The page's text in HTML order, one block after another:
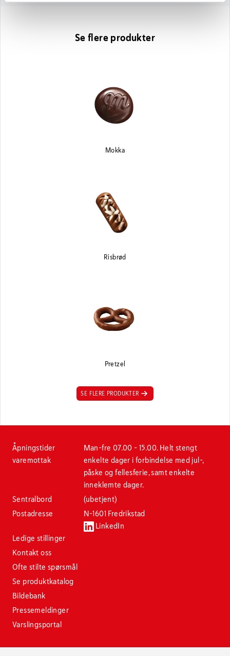
Se flere produkter
Mokka
Risbrød
Pretzel
SE FLERE PRODUKTER
Åpningstider
varemottak
Man-fre 07.00 - 15.00. Helt stengt
enkelte dager i forbindelse med jul-,
påske og fellesferie, samt enkelte
inneklemte dager.
Sentralbord
(ubetjent)
Postadresse
N-1601 Fredrikstad
LinkedIn
Ledige stillinger
Kontakt oss
Ofte stilte spørsmål
Se produktkatalog
Bildebank
Pressemeldinger
Varslingsportal